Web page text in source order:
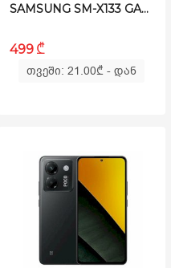
SAMSUNG SM-X133 GALAXY TAB A11 4/64GB WI-FI GREY
499 ₾
თვეში: 21.00₾- დან